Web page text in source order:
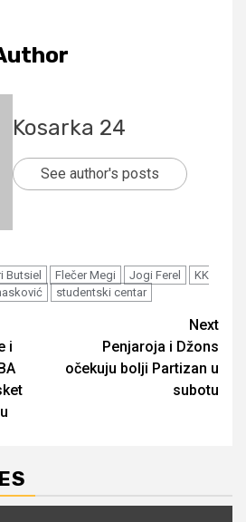
Kosarka 24
See author's posts
Butsiel Flečer Megi Jogi Ferel
KK
studentski centar
i
Next
Penjaroja i Džons
očekuju bolji Partizan u
subotu